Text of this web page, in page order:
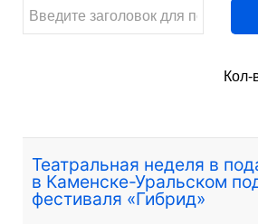
Кол-
Театральная неделя в
в Каменске-Уральском
фестиваля «Гибрид»